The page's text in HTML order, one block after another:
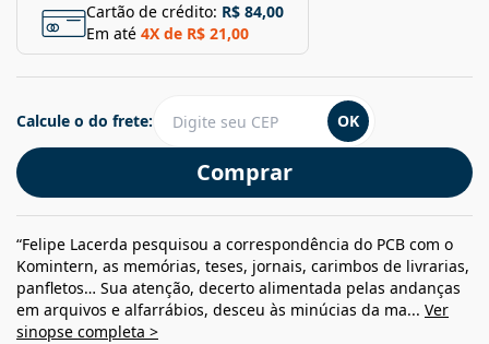
Cartão de crédito: R$ 84,00
Em até 4X de R$ 21,00
Comprar
Calcule o do frete: OK
“Felipe Lacerda pesquisou a correspondência do PCB com o
Komintern, as memórias, teses, jornais, carimbos de livrarias,
panfletos… Sua atenção, decerto alimentada pelas andanças
em arquivos e alfarrábios, desceu às minúcias da ma... Ver
sinopse completa >